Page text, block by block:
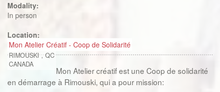
Modality:
In person
Location:
Mon Atelier Créatif - Coop de Solidarité
RIMOUSKI,QC
CANADA
Mon Atelier créatif est une Coop de solidarité
en démarrage à Rimouski, qui a pour mission: